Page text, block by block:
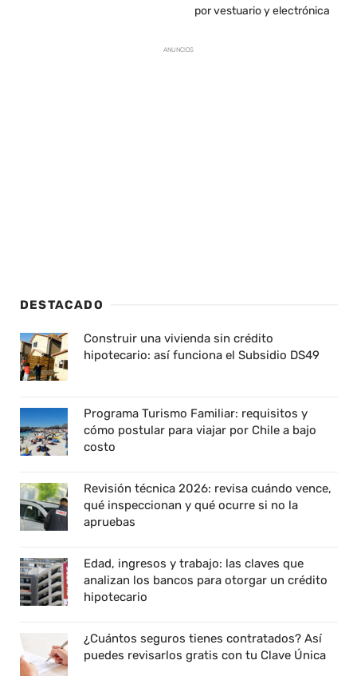
por vestuario y electrónica
ANUNCIOS
DESTACADO
Construir una vivienda sin crédito
hipotecario: así funciona el Subsidio DS49
Programa Turismo Familiar: requisitos y
cómo postular para viajar por Chile a bajo
costo
Revisión técnica 2026: revisa cuándo vence,
qué inspeccionan y qué ocurre si no la
apruebas
Edad, ingresos y trabajo: las claves que
analizan los bancos para otorgar un crédito
hipotecario
¿Cuántos seguros tienes contratados? Así
puedes revisarlos gratis con tu Clave Única